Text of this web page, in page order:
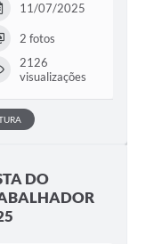
11/07/2025
2 fotos
2126
visualizações
DO